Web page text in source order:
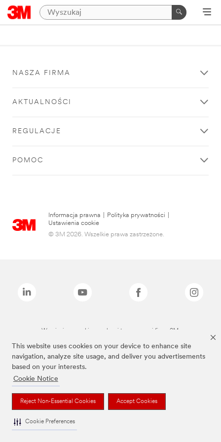
This website uses cookies on your device to enhance site
navigation, analyze site usage, and deliver you advertisements
based on your interests.
Cookie Notice
Reject Non-Essential Cookies Accept Cookies
Cookie Preferences
NASZA FIRMA
AKTUALNOŚCI
REGULACJE
POMOC
Informacja prawna Polityka prywatności
Ustawienia cookie
© 3M 2026. Wszelkie prawa zastrzeżone.
Wymienione marki są znakami towarowymi firmy 3M.